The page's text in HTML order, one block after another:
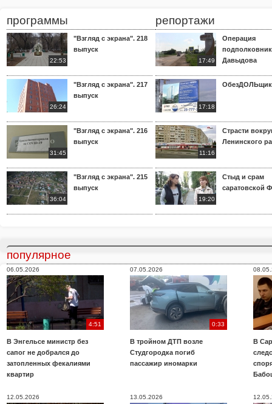
программы
22:53
"Взгляд с экрана". 218
выпуск
26:24
"Взгляд с экрана". 217
выпуск
31:45
"Взгляд с экрана". 216
выпуск
36:04
"Взгляд с экрана". 215
выпуск
репортажи
17:49
Операция
Давыдова
17:18
11:16
Страсти
Ленинского
19:20
Стыд и срам
саратовской
популярное
06.05.2026
4:51
В Энгельсе министр без
сапог не добрался до
затопленных фекалиями
квартир
07.05.2026
0:33
В тройном ДТП возле
Студгородка погиб
пассажир иномарки
В
12.05.2026 13.05.2026